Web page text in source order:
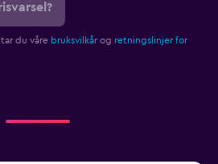
du våre bruksvilkår og retningslinjer for